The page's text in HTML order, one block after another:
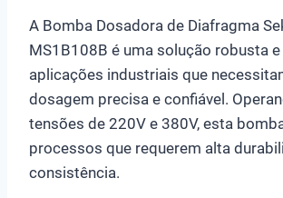
A Bomba Dosadora de Diafragma
MS1B108B é uma solução robusta
aplicações industriais que
dosagem precisa e confiável.
tensões de 220V e 380V, esta
processos que requerem alta
consistência.